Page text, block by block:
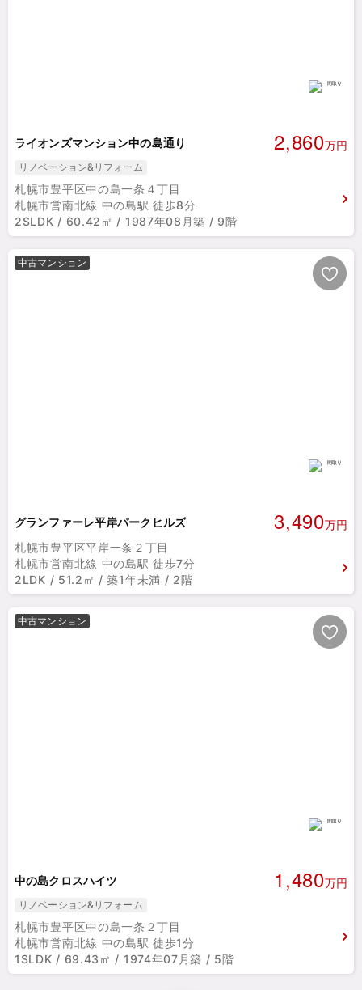
ライオンズマンション中の島通り 2,860万円
リノベーション&リフォーム
札幌市豊平区中の島一条４丁目
札幌市営南北線 中の島駅 徒歩8分
2SLDK / 60.42㎡ / 1987年08月築 / 9階
中古マンション
グランファーレ平岸パークヒルズ 3,490万円
札幌市豊平区平岸一条２丁目
札幌市営南北線 中の島駅 徒歩7分
2LDK / 51.2㎡ / 築1年未満 / 2階
中古マンション
中の島クロスハイツ 1,480万円
リノベーション&リフォーム
札幌市豊平区中の島一条２丁目
札幌市営南北線 中の島駅 徒歩1分
1SLDK / 69.43㎡ / 1974年07月築 / 5階